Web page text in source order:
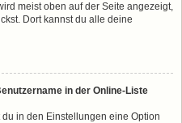
meist oben auf der Seite angezeigt,
Dort kannst du alle deine
in der Online-Liste
in den Einstellungen eine Option